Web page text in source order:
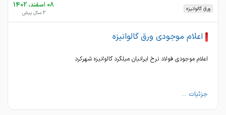
ورق گالوانیزه 08 اسفند، 1402
2 سال پیش
اعلام موجودی ورق گالوانیزه
اعلام موجودی فولاد نرخ ایرانیان میلگرد گالوانیزه شهرکرد
جزئیات ...